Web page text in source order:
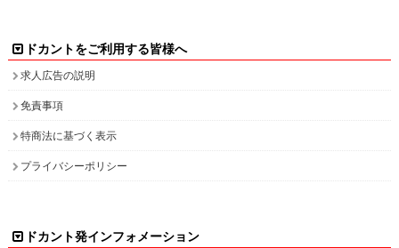
ドカントをご利用する皆様へ
求人広告の説明
免責事項
特商法に基づく表示
プライバシーポリシー
ドカント発インフォメーション